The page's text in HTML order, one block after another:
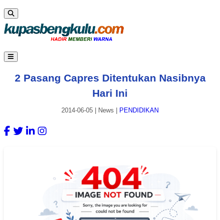
2 Pasang Capres Ditentukan Nasibnya
Hari Ini
2014-06-05 News PENDIDIKAN